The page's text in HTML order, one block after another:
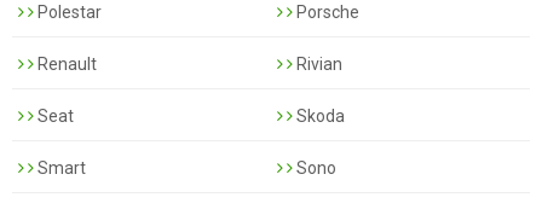
Polestar Porsche
Renault Rivian
Seat Skoda
Smart Sono